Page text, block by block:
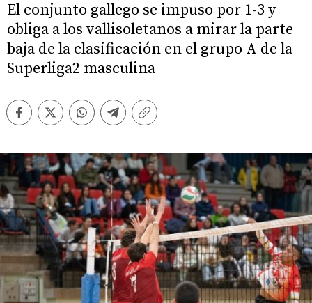
El conjunto gallego se impuso por 1-3 y
obliga a los vallisoletanos a mirar la parte
baja de la clasificación en el grupo A de la
Superliga2 masculina
FacebookTwitterWhatsappTelegramCopiar